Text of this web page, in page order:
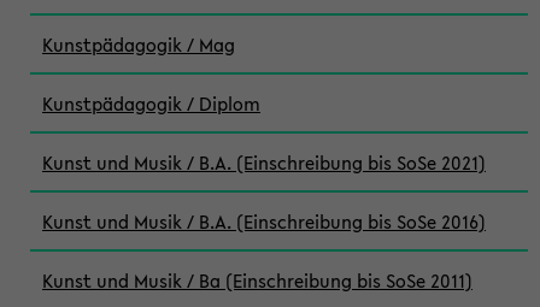
Kunstpädagogik / Mag
Kunstpädagogik / Diplom
Kunst und Musik / B.A. (Einschreibung bis SoSe 2021)
Kunst und Musik / B.A. (Einschreibung bis SoSe 2016)
Kunst und Musik / Ba (Einschreibung bis SoSe 2011)